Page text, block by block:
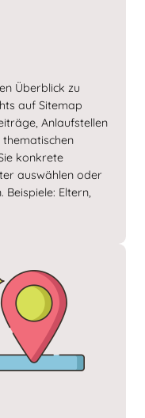
Überblick zu
auf Sitemap
Anlaufstellen
konkrete
auswählen oder
Beispiele: Eltern,